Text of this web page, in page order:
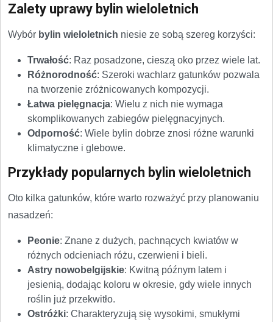
Zalety uprawy bylin wieloletnich
Wybór bylin wieloletnich niesie ze sobą szereg korzyści:
Trwałość: Raz posadzone, cieszą oko przez wiele lat.
Różnorodność: Szeroki wachlarz gatunków pozwala
na tworzenie zróżnicowanych kompozycji.
Łatwa pielęgnacja: Wielu z nich nie wymaga
skomplikowanych zabiegów pielęgnacyjnych.
Odporność: Wiele bylin dobrze znosi różne warunki
klimatyczne i glebowe.
Przykłady popularnych bylin wieloletnich
Oto kilka gatunków, które warto rozważyć przy planowaniu
nasadzeń:
Peonie: Znane z dużych, pachnących kwiatów w
różnych odcieniach różu, czerwieni i bieli.
Astry nowobelgijskie: Kwitną późnym latem i
jesienią, dodając koloru w okresie, gdy wiele innych
roślin już przekwitło.
Ostróżki: Charakteryzują się wysokimi, smukłymi